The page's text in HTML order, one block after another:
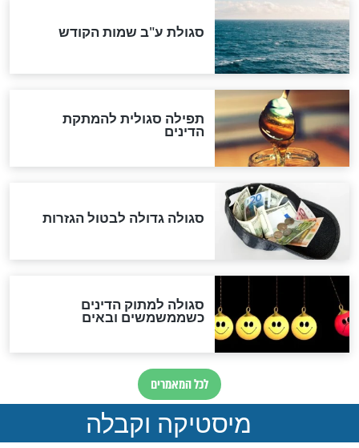
המסמך האבוד שנחשף
במרתפי מוסקבה: כתב היד
הנדיר של הרשב"ם התגלה
"מודה לקב"ה על כל השנים"
לכל המאמרים
אחרית הימים
האם אפשר לחשב את הקץ?